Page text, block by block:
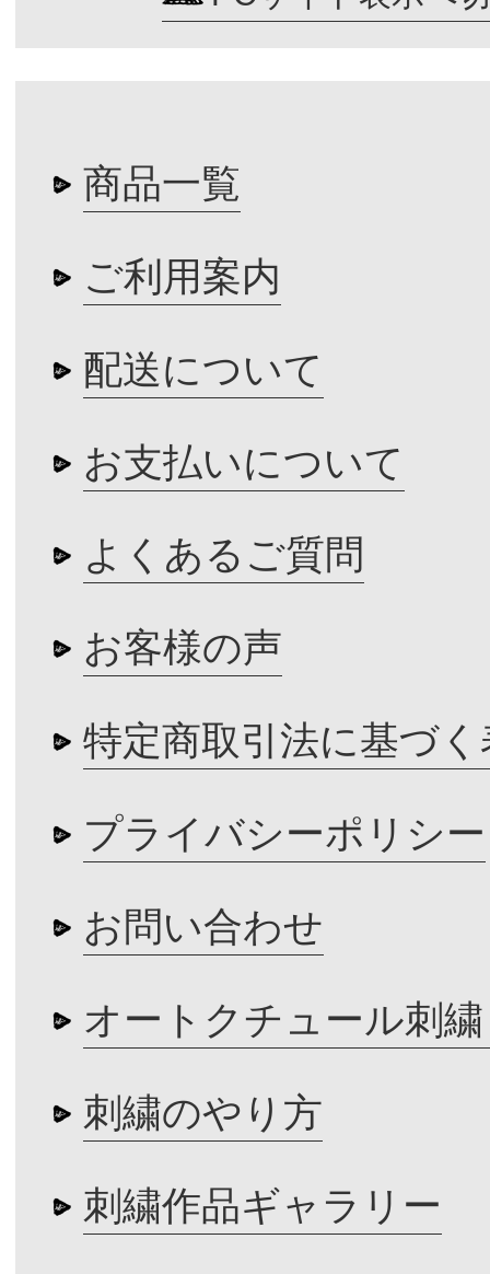
商品一覧
ご利用案内
配送について
お支払いについて
よくあるご質問
お客様の声
特定商取引法に基づく
プライバシーポリシー
お問い合わせ
オートクチュール刺
刺繍のやり方
刺繍作品ギャラリー